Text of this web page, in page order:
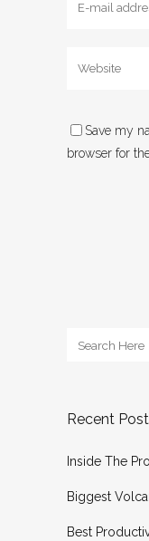
Save my
browser for
Recent
Inside The
Biggest
Best